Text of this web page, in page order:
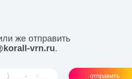
же отправить
vrn.ru.
отправить